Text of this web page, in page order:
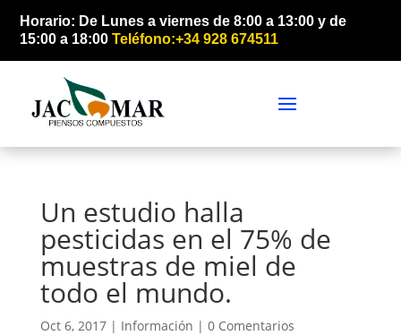
Horario: De Lunes a viernes de 8:00 a 13:00 y de
15:00 a 18:00Teléfono:+34 928 674511
Un estudio halla
pesticidas en el 75% de
muestras de miel de
todo el mundo.
Oct 6, 2017 | Información | 0 Comentarios